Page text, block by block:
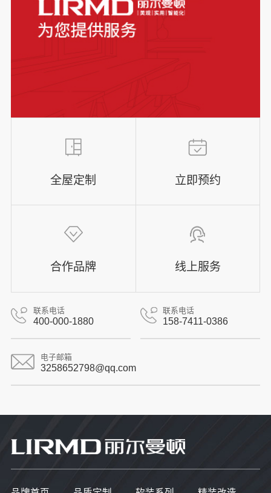
全屋定制 立即预约
合作品牌 线上服务
联系电话
400-000-1880
联系电话
158-7411-0386
电子邮箱
3258652798@qq.com